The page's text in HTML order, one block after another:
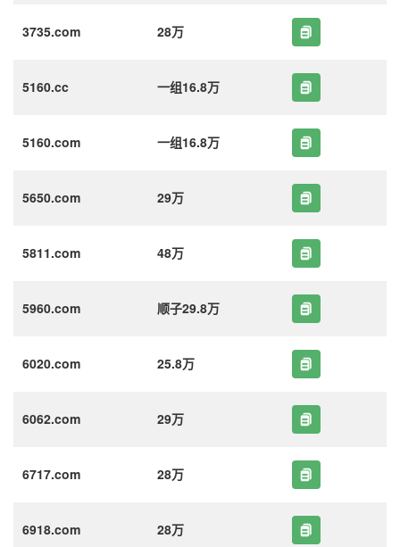
3735.com 28万
5160.cc 一组16.8万
5160.com 一组16.8万
5650.com 29万
5811.com 48万
5960.com 顺子29.8万
6020.com 25.8万
6062.com 29万
6717.com 28万
6918.com 28万